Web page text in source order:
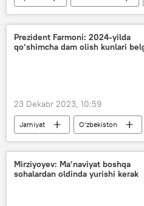
hamkorlik
Prezident Farmoni: 2024-yilda
qo‘shimcha dam olish kunlari
23 Dekabr 2023, 10:59
Jamiyat
O‘zbekiston
dam olish kuni
farmon
prezident farmoni
Mirziyoyev: Ma’naviyat boshqa
sohalardan oldinda yurishi kerak